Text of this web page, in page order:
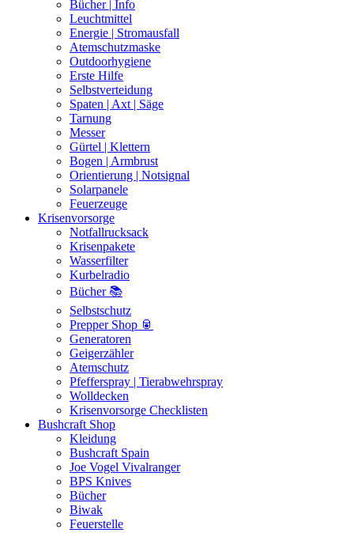
Bücher | Info
Leuchtmittel
Energie | Stromausfall
Atemschutzmaske
Outdoorhygiene
Erste Hilfe
Selbstverteidung
Spaten | Axt | Säge
Tarnung
Messer
Gürtel | Klettern
Bogen | Armbrust
Orientierung | Notsignal
Solarpanele
Feuerzeuge
Krisenvorsorge
Notfallrucksack
Krisenpakete
Wasserfilter
Kurbelradio
Bücher 📚
Selbstschutz
Prepper Shop 🥫
Generatoren
Geigerzähler
Atemschutz
Pfefferspray | Tierabwehrspray
Wolldecken
Krisenvorsorge Checklisten
Bushcraft Shop
Kleidung
Bushcraft Spain
Joe Vogel Vivalranger
BPS Knives
Bücher
Biwak
Feuerstelle